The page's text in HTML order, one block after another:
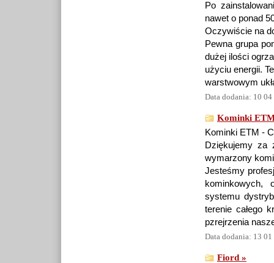
Po
nawet o ponad
Oczywiście na
Pewna grupa
dużej ilości
użyciu energii.
warstwowym
Data dodania: 10
Kominki
Kominki ETM -
Dziękujemy za
wymarzony
Jesteśmy
kominkowych,
systemu
terenie całego
pzrejrzenia
Data dodania: 13
Fiord »